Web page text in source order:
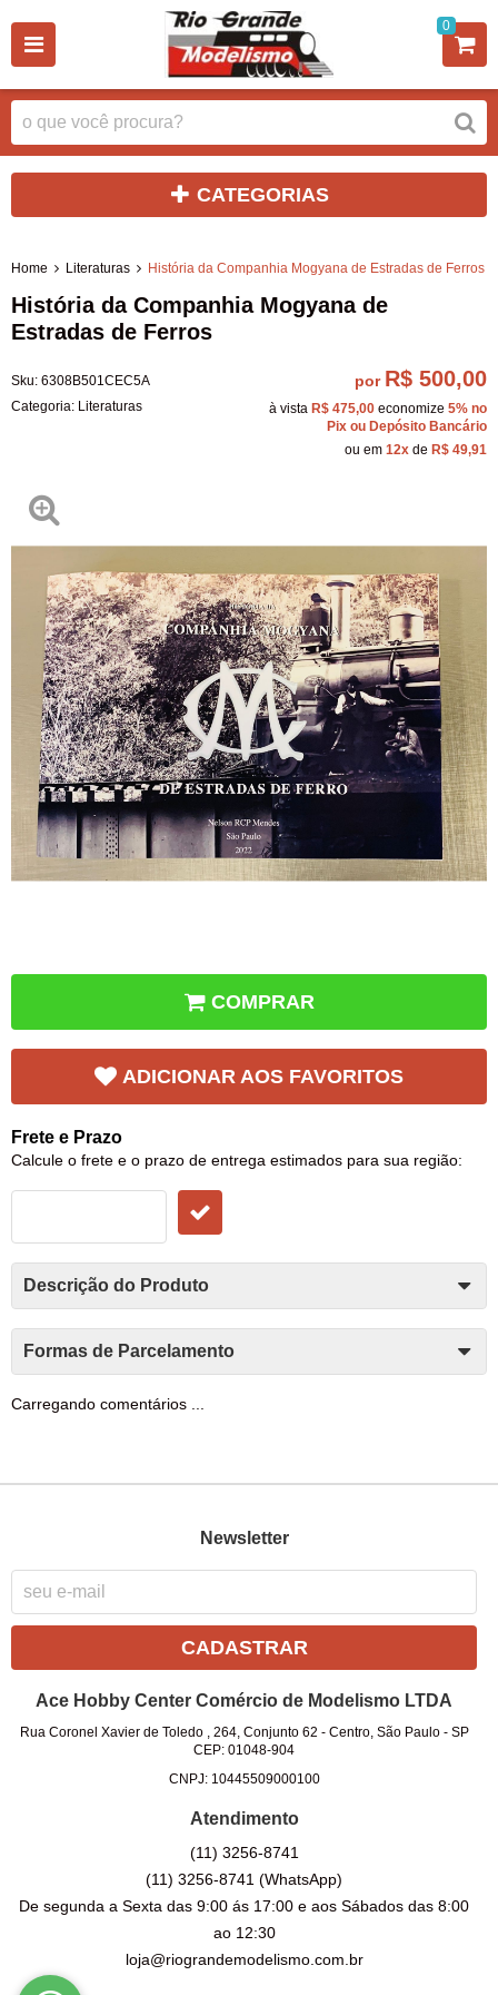
0
CATEGORIAS
Home Literaturas História da Companhia Mogyana de Estradas de Ferros
História da Companhia Mogyana de
Estradas de Ferros
Sku: 6308B501CEC5A
Categoria: Literaturas
por R$ 500,00
à vista R$ 475,00 economize 5% no
Pix ou Depósito Bancário
ou em 12x de R$ 49,91
COMPRAR
ADICIONAR AOS FAVORITOS
Frete e Prazo
Calcule o frete e o prazo de entrega estimados para sua região:
Descrição do Produto
Formas de Parcelamento
Carregando comentários ...
Newsletter
CADASTRAR
Ace Hobby Center Comércio de Modelismo LTDA
Rua Coronel Xavier de Toledo , 264, Conjunto 62 - Centro, São Paulo- SP
CEP: 01048-904
CNPJ: 10445509000100
Atendimento
(11) 3256-8741
(11) 3256-8741(WhatsApp)
De segunda a Sexta das 9:00 ás 17:00 e aos Sábados das 8:00
ao 12:30
loja@riograndemodelismo.com.br